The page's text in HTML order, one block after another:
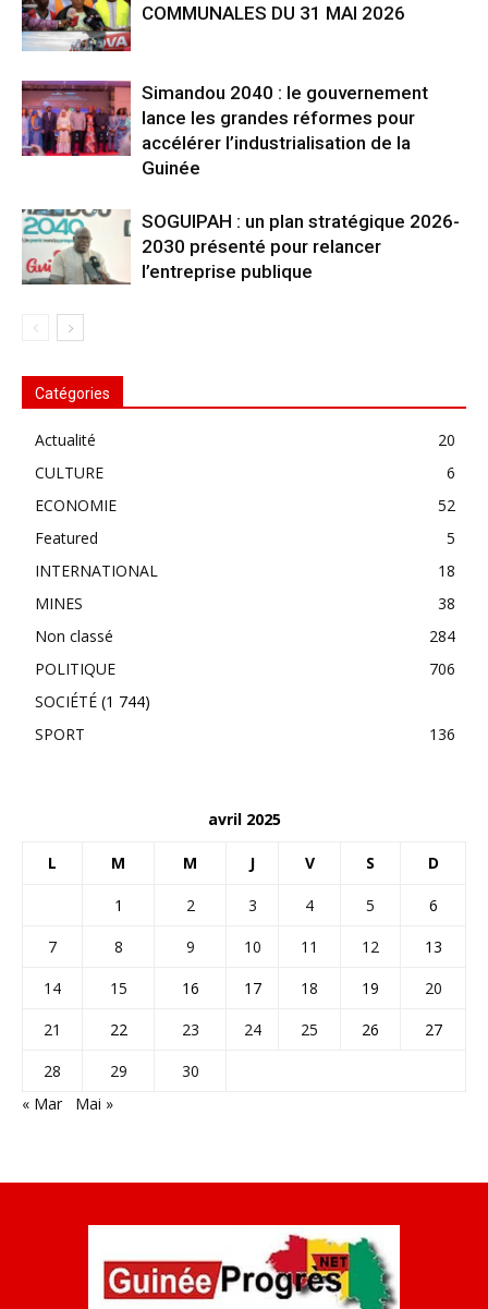
COMMUNALES DU 31 MAI 2026
Simandou 2040 : le gouvernement
lance les grandes réformes pour
accélérer l’industrialisation de la
Guinée
SOGUIPAH : un plan stratégique 2026-
2030 présenté pour relancer
l’entreprise publique
Catégories
Actualité
20
CULTURE
6
ECONOMIE
52
Featured
5
INTERNATIONAL
18
MINES
38
Non classé
284
POLITIQUE
706
SOCIÉTÉ (1 744)
SPORT
136
avril 2025
L M M J V S D
1 2 3 4 5
6
7
8 9 10 11 12
13
14
15 16 17 18 19
20
21
22 23 24 25 26
27
28
29
30
« Mar
Mai »